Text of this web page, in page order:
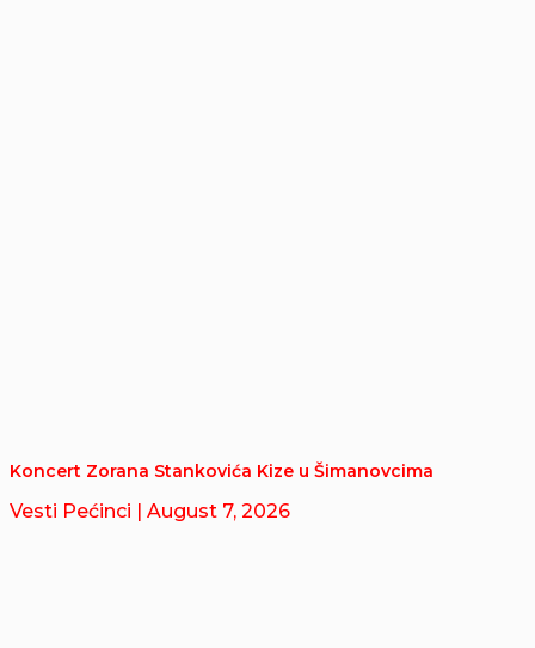
Koncert Zorana Stankovića Kize u Šimanovcima
Vesti Pećinci | August 7, 2026